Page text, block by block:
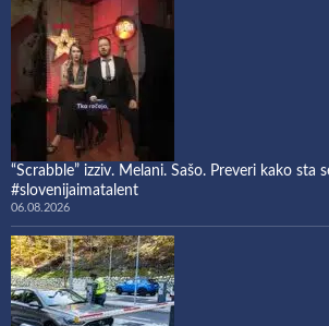
“Scrabble” izziv. Melani. Sašo. Preveri kako sta
#slovenijaimatalent
06.08.2026